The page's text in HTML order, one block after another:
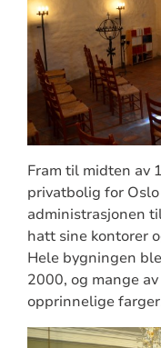
Fram til midten av
privatbolig for
administrasjonen
hatt sine kontorer
Hele bygningen
2000, og mange
opprinnelige